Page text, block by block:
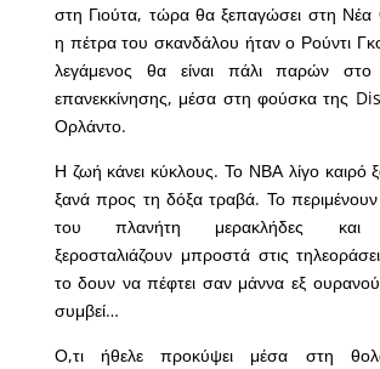
στη Γιούτα, τώρα θα ξεπαγώσει στη Νέα
η πέτρα του σκανδάλου ήταν ο Ρούντι
λεγάμενος θα είναι πάλι παρών στο
επανεκκίνησης, μέσα στη φούσκα της
Ορλάντο.
Η ζωή κάνει κύκλους. Το ΝΒΑ λίγο καιρό
ξανά προς τη δόξα τραβά. Το
του πλανήτη μερακλήδες και
ξεροσταλιάζουν μπροστά στις
το δουν να πέφτει σαν μάννα εξ ουρανού
συμβεί…
Ο,τι ήθελε προκύψει μέσα στη